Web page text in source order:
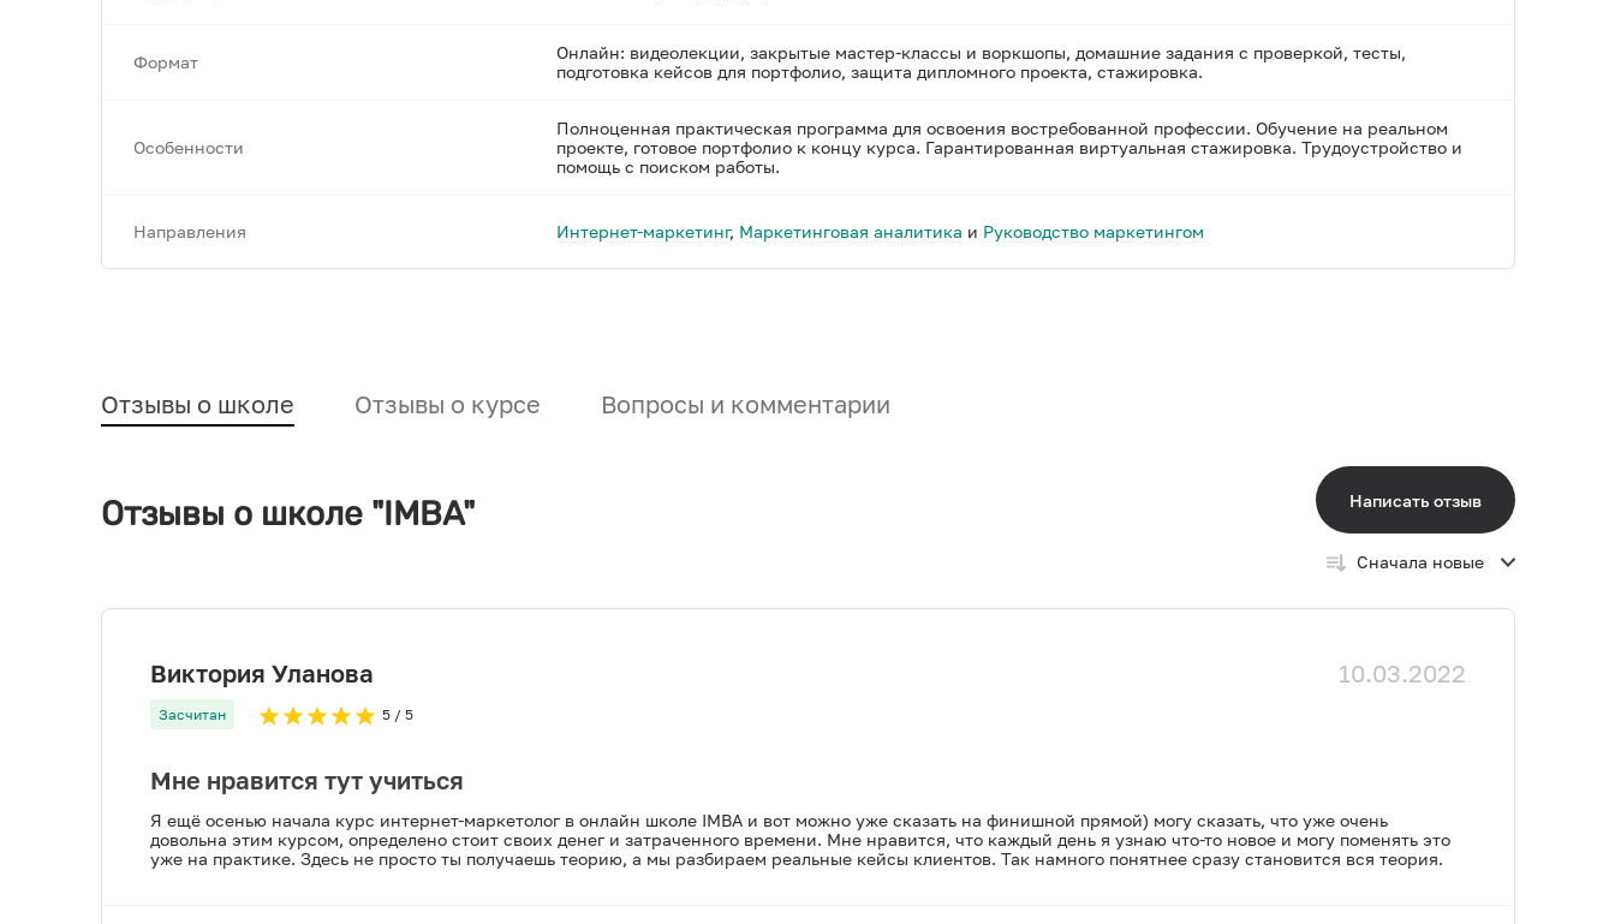
Формат
Онлайн: видеолекции, закрытые мастер-классы и воркшопы, домашние задания с проверкой, тесты,
подготовка кейсов для портфолио, защита дипломного проекта, стажировка.
Особенности
Полноценная практическая программа для освоения востребованной профессии. Обучение на реальном
проекте, готовое портфолио к концу курса. Гарантированная виртуальная стажировка. Трудоустройство и
помощь с поиском работы.
Направления Интернет-маркетинг, Маркетинговая аналитика и Руководство маркетингом
Отзывы о школе Отзывы о курсе Вопросы и комментарии
Отзывы о школе "IMBA" Написать отзыв
Сначала новые
Виктория Уланова 10.03.2022
Засчитан 5 / 5
Мне нравится тут учиться
Я ещё осенью начала курс интернет-маркетолог в онлайн школе IMBA и вот можно уже сказать на финишной прямой) могу сказать, что уже очень
довольна этим курсом, определено стоит своих денег и затраченного времени. Мне нравится, что каждый день я узнаю что-то новое и могу поменять это
уже на практике. Здесь не просто ты получаешь теорию, а мы разбираем реальные кейсы клиентов. Так намного понятнее сразу становится вся теория.